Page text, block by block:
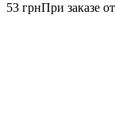
53 грнПри заказе